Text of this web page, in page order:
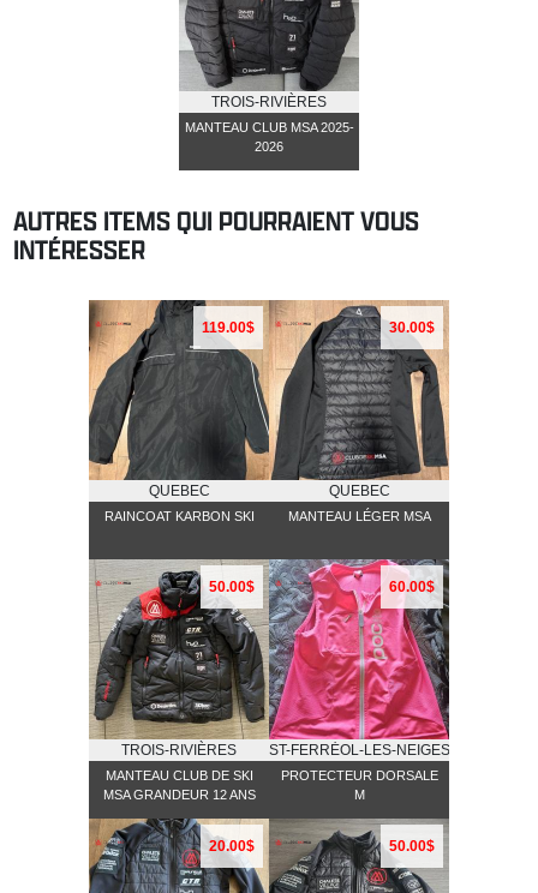
TROIS-RIVIÈRES
MANTEAU CLUB MSA 2025-
2026
AUTRES ITEMS QUI POURRAIENT VOUS
INTÉRESSER
119.00$
QUEBEC
RAINCOAT KARBON SKI
30.00$
QUEBEC
MANTEAU LÉGER MSA
50.00$
TROIS-RIVIÈRES
MANTEAU CLUB DE SKI
MSA GRANDEUR 12 ANS
60.00$
ST-FERRĖOL-LES-NEIGES
PROTECTEUR DORSALE
M
20.00$ 50.00$